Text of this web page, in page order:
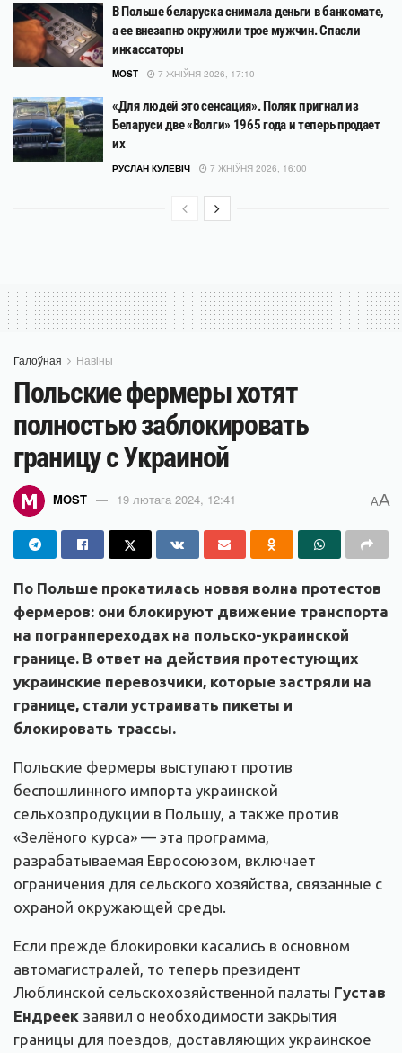
В Польше беларуска снимала деньги в банкомате,
а ее внезапно окружили трое мужчин. Спасли
инкассаторы
MOST 7 ЖНІЎНЯ 2026, 17:10
«Для людей это сенсация». Поляк пригнал из
Беларуси две «Волги» 1965 года и теперь продает
их
РУСЛАН КУЛЕВІЧ 7 ЖНІЎНЯ 2026, 16:00
Галоўная Навіны
Польские фермеры хотят
полностью заблокировать
границу с Украиной
MOST 19 лютага 2024, 12:41 AA
По Польше прокатилась новая волна протестов
фермеров: они блокируют движение транспорта
на погранпереходах на польско-украинской
границе. В ответ на действия протестующих
украинские перевозчики, которые застряли на
границе, стали устраивать пикеты и
блокировать трассы.
Польские фермеры выступают против
беспошлинного импорта украинской
сельхозпродукции в Польшу, а также против
«Зелёного курса» — эта программа,
разрабатываемая Евросоюзом, включает
ограничения для сельского хозяйства, связанные с
охраной окружающей среды.
Если прежде блокировки касались в основном
автомагистралей, то теперь президент
Люблинской сельскохозяйственной палаты Густав
Ендреек заявил о необходимости закрытия
границы для поездов, доставляющих украинское